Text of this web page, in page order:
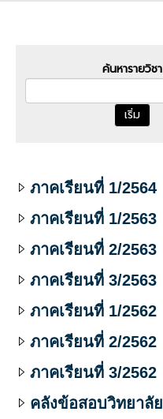
ค้นหารายวิชา
เริ่ม
ภาคเรียนที่ 1/2564
ภาคเรียนที่ 1/2563
ภาคเรียนที่ 2/2563
ภาคเรียนที่ 3/2563
ภาคเรียนที่ 1/2562
ภาคเรียนที่ 2/2562
ภาคเรียนที่ 3/2562
คลังข้อสอบวิทยาลัย